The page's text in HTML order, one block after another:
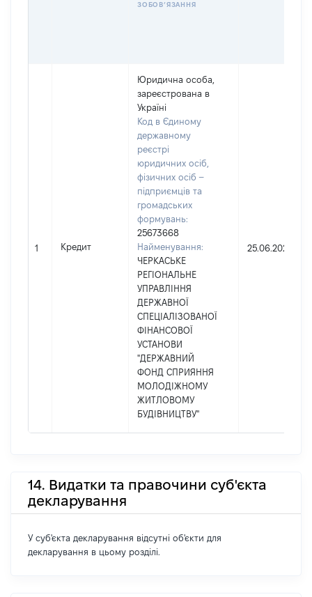
ЗОБОВʼЯЗАННЯ
1 Кредит
Юридична особа,
зареєстрована в
Україні
Код в Єдиному
державному
реєстрі
юридичних осіб,
фізичних осіб –
підприємців та
громадських
формувань:
25673668
Найменування:
ЧЕРКАСЬКЕ
РЕГІОНАЛЬНЕ
УПРАВЛІННЯ
ДЕРЖАВНОЇ
СПЕЦІАЛІЗОВАНОЇ
ФІНАНСОВОЇ
УСТАНОВИ
"ДЕРЖАВНИЙ
ФОНД СПРИЯННЯ
МОЛОДІЖНОМУ
ЖИТЛОВОМУ
БУДІВНИЦТВУ"
25.06.2021
14. Видатки та правочини суб'єкта
декларування
У суб'єкта декларування відсутні об'єкти для
декларування в цьому розділі.